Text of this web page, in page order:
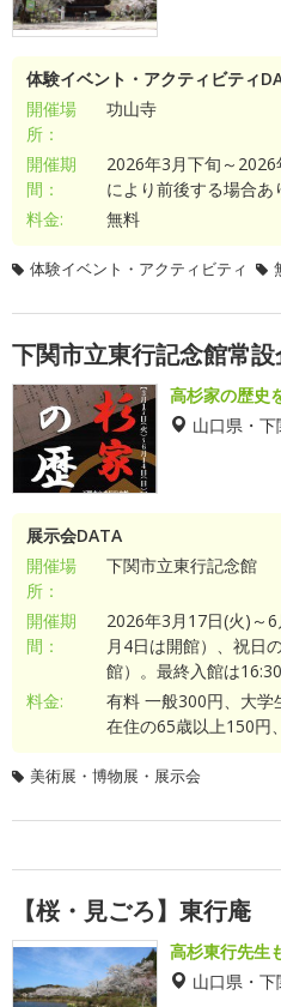
体験イベント・アクティビティ
開催場
所：
功山寺
開催期
間：
2026年3月下旬～
により前後する場合あ
料金:
無料
体験イベント・アクティビティ
下関市立東行記念館常
高杉家の歴史
山口県・下
展示会DATA
開催場
所：
下関市立東行記念館
開催期
間：
2026年3月17日(火)～
月4日は開館）、祝日
館）。最終入館は16:30
料金:
有料 一般300円、大学
在住の65歳以上150円
美術展・博物展・展示会
【桜・見ごろ】東行庵
高杉東行先生
山口県・下